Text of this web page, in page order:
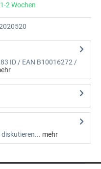
2 Wochen
ID / EAN B10016272 /
mehr